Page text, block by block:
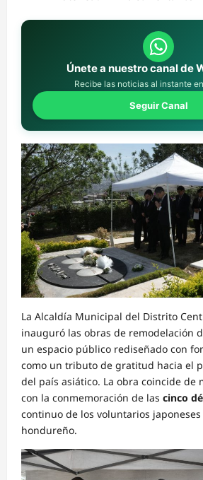
Únete a nuestro canal de
Recibe las noticias al instante
Seguir Canal
La Alcaldía Municipal del Distrito
inauguró las obras de remodelación
un espacio público rediseñado con
como un tributo de gratitud hacia el
del país asiático. La obra coincide de
con la conmemoración de las cinco
continuo de los voluntarios
hondureño.